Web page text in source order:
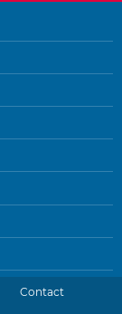
Contact